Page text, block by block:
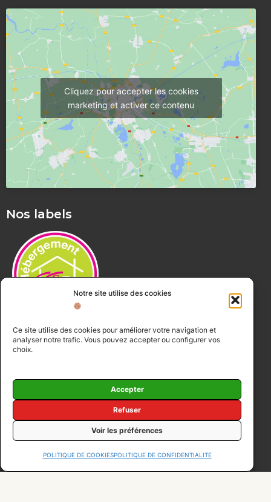
Notre site utilise des cookies
Ce site utilise des cookies pour améliorer votre navigation et
analyser notre trafic. Vous pouvez accepter ou configurer vos
choix.
Accepter
Refuser
Voir les préférences
POLITIQUE DE COOKIESPOLITIQUE DE CONFIDENTIALITE
Cliquez pour accepter les cookies
marketing et activer ce contenu
Nos labels
Nos réseaux
F
I